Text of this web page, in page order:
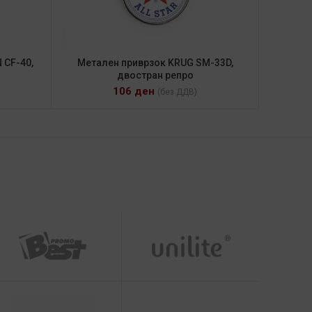
CF-40,
Метален приврзок KRUG SM-33D,
двостран репро
106 ден (без ДДВ)